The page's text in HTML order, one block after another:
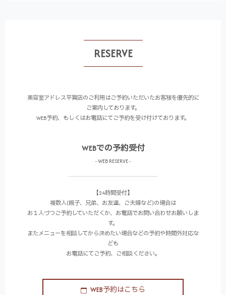
RESERVE
美容室アドレス平賀店のご利用はご予約いただいたお客様を優先的に
ご案内しております。
WEB予約、もしくはお電話にてご予約を受け付けております。
WEBでの予約受付
- WEB RESERVE -
【24時間受付】
複数人(親子、兄弟、お友達、ご夫婦など)の場合は
お１人づつご予約していただくか、お電話でお問い合わせお願いしま
す。
またメニューを相談してから決めたい場合などの予約や時間外対応な
ども
お電話にてご予約、ご相談ください。
WEB予約はこちら